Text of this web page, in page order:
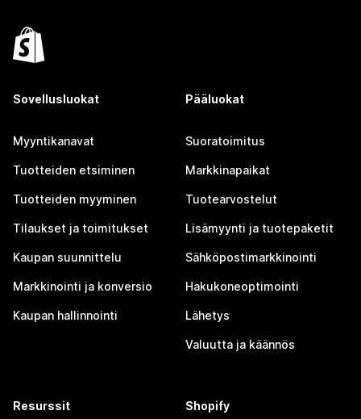
Sovellusluokat
Myyntikanavat
Tuotteiden etsiminen
Tuotteiden myyminen
Tilaukset ja toimitukset
Kaupan suunnittelu
Markkinointi ja konversio
Kaupan hallinnointi
Pääluokat
Suoratoimitus
Markkinapaikat
Tuotearvostelut
Lisämyynti ja tuotepaketit
Sähköpostimarkkinointi
Hakukoneoptimointi
Lähetys
Valuutta ja käännös
Resurssit Shopify